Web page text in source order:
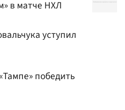
в матче НХЛ
уступил
победить